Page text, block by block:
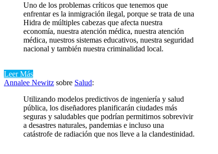
Uno de los problemas críticos que tenemos que
enfrentar es la inmigración ilegal, porque se trata de una
Hidra de múltiples cabezas que afecta nuestra
economía, nuestra atención médica, nuestra atención
médica, nuestros sistemas educativos, nuestra seguridad
nacional y también nuestra criminalidad local.
Leer Más
Annalee Newitz sobre Salud:
Utilizando modelos predictivos de ingeniería y salud
pública, los diseñadores planificarán ciudades más
seguras y saludables que podrían permitirnos sobrevivir
a desastres naturales, pandemias e incluso una
catástrofe de radiación que nos lleve a la clandestinidad.